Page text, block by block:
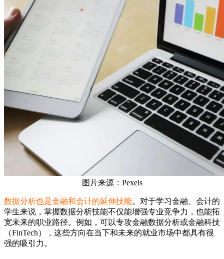
图片来源：Pexels
数据分析也是金融和会计的延伸技能。对于学习金融、会计的
学生来说，掌握数据分析技能不仅能增强专业竞争力，也能拓
宽未来的职业路径。例如，可以专攻金融数据分析或金融科技
（FinTech），这些方向在当下和未来的就业市场中都具有很
强的吸引力。